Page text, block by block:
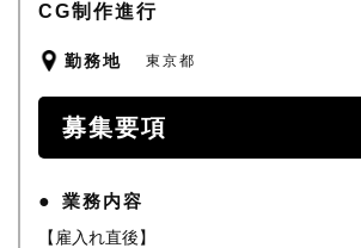
CG制作進行
勤務地 東京都
募集要項
業務内容
【雇入れ直後】